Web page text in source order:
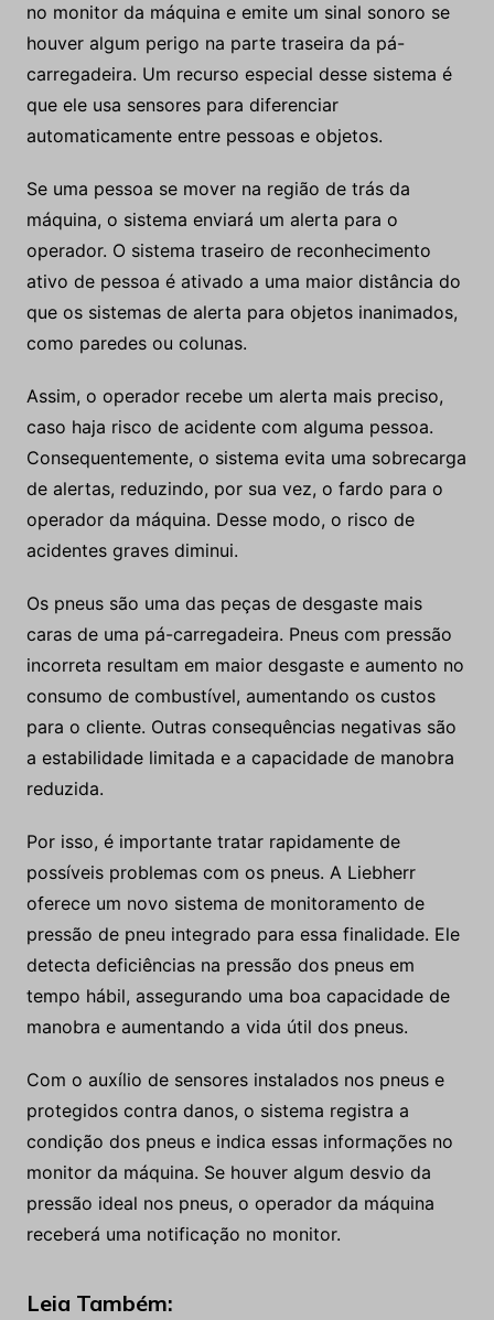
no monitor da máquina e emite um sinal sonoro se
houver algum perigo na parte traseira da pá-
carregadeira. Um recurso especial desse sistema é
que ele usa sensores para diferenciar
automaticamente entre pessoas e objetos.
Se uma pessoa se mover na região de trás da
máquina, o sistema enviará um alerta para o
operador. O sistema traseiro de reconhecimento
ativo de pessoa é ativado a uma maior distância do
que os sistemas de alerta para objetos inanimados,
como paredes ou colunas.
Assim, o operador recebe um alerta mais preciso,
caso haja risco de acidente com alguma pessoa.
Consequentemente, o sistema evita uma sobrecarga
de alertas, reduzindo, por sua vez, o fardo para o
operador da máquina. Desse modo, o risco de
acidentes graves diminui.
Os pneus são uma das peças de desgaste mais
caras de uma pá-carregadeira. Pneus com pressão
incorreta resultam em maior desgaste e aumento no
consumo de combustível, aumentando os custos
para o cliente. Outras consequências negativas são
a estabilidade limitada e a capacidade de manobra
reduzida.
Por isso, é importante tratar rapidamente de
possíveis problemas com os pneus. A Liebherr
oferece um novo sistema de monitoramento de
pressão de pneu integrado para essa finalidade. Ele
detecta deficiências na pressão dos pneus em
tempo hábil, assegurando uma boa capacidade de
manobra e aumentando a vida útil dos pneus.
Com o auxílio de sensores instalados nos pneus e
protegidos contra danos, o sistema registra a
condição dos pneus e indica essas informações no
monitor da máquina. Se houver algum desvio da
pressão ideal nos pneus, o operador da máquina
receberá uma notificação no monitor.
Leia Também: